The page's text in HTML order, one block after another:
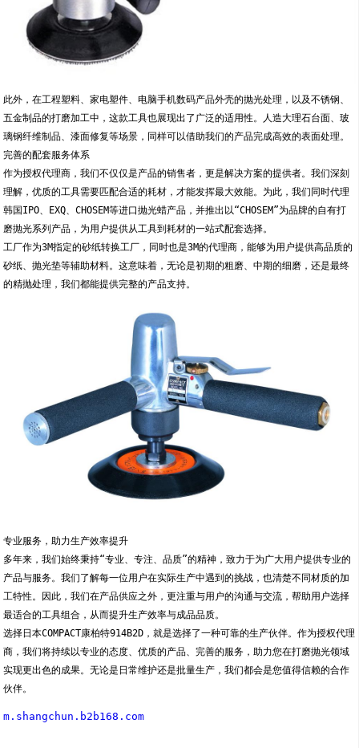
此外，在工程塑料、家电塑件、电脑手机数码产品外壳的抛光处理，以及不锈钢、
五金制品的打磨加工中，这款工具也展现出了广泛的适用性。人造大理石台面、玻
璃钢纤维制品、漆面修复等场景，同样可以借助我们的产品完成高效的表面处理。
完善的配套服务体系
作为授权代理商，我们不仅仅是产品的销售者，更是解决方案的提供者。我们深刻
理解，优质的工具需要匹配合适的耗材，才能发挥最大效能。为此，我们同时代理
韩国IPO、EXQ、CHOSEM等进口抛光蜡产品，并推出以“CHOSEM”为品牌的自有打
磨抛光系列产品，为用户提供从工具到耗材的一站式配套选择。
工厂作为3M指定的砂纸转换工厂，同时也是3M的代理商，能够为用户提供高品质的
砂纸、抛光垫等辅助材料。这意味着，无论是初期的粗磨、中期的细磨，还是最终
的精抛处理，我们都能提供完整的产品支持。
专业服务，助力生产效率提升
多年来，我们始终秉持“专业、专注、品质”的精神，致力于为广大用户提供专业的
产品与服务。我们了解每一位用户在实际生产中遇到的挑战，也清楚不同材质的加
工特性。因此，我们在产品供应之外，更注重与用户的沟通与交流，帮助用户选择
最适合的工具组合，从而提升生产效率与成品品质。
选择日本COMPACT康柏特914B2D，就是选择了一种可靠的生产伙伴。作为授权代理
商，我们将持续以专业的态度、优质的产品、完善的服务，助力您在打磨抛光领域
实现更出色的成果。无论是日常维护还是批量生产，我们都会是您值得信赖的合作
伙伴。
m.shangchun.b2b168.com